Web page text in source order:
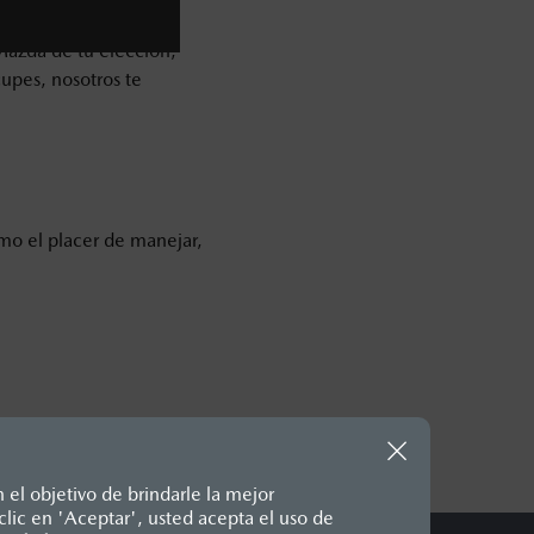
el objetivo de brindarle la mejor
en 'Aceptar', usted acepta el uso de
de tu elección,
nosotros te
el placer de manejar,